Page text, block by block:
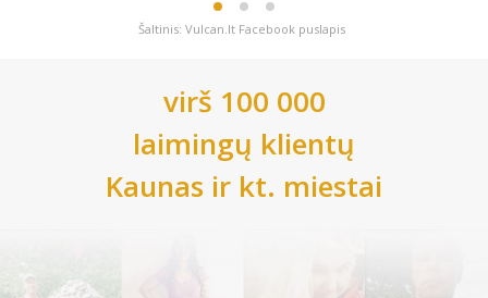
Šaltinis: Vulcan.lt Facebook puslapis
virš 100 000
laimingų klientų
Kaunas ir kt. miestai